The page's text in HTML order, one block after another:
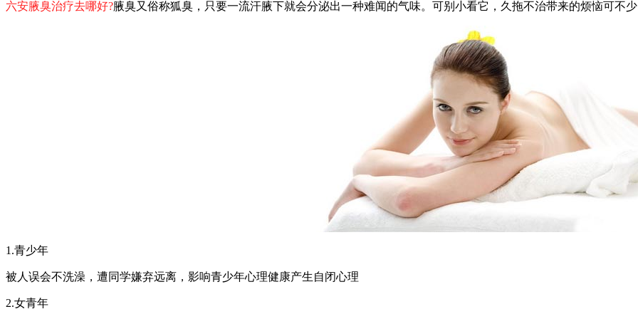
六安腋臭治疗去哪好?腋臭又俗称狐臭，只要一流汗腋下就会分泌出一种难闻的气味。可别小看它，久拖不治带来的烦恼可不
1.青少年
被人误会不洗澡，遭同学嫌弃远离，影响青少年心理健康产生自闭心理
2.女青年